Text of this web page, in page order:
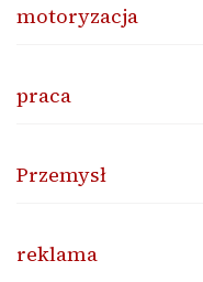
motoryzacja
praca
Przemysł
reklama